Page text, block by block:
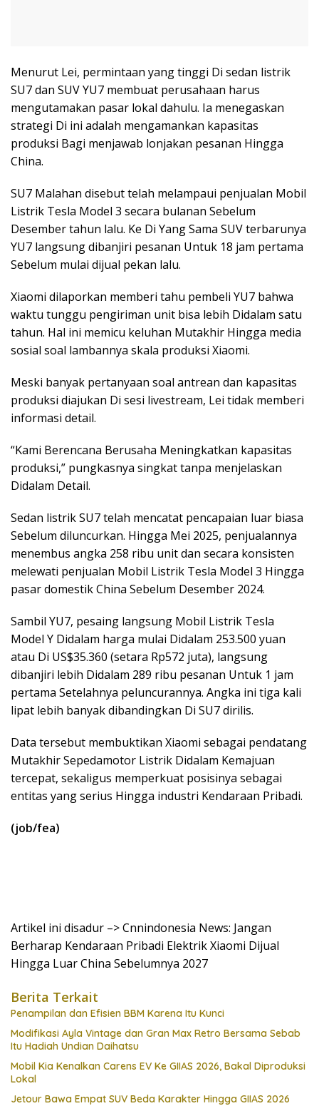
Menurut Lei, permintaan yang tinggi Di sedan listrik
SU7 dan SUV YU7 membuat perusahaan harus
mengutamakan pasar lokal dahulu. Ia menegaskan
strategi Di ini adalah mengamankan kapasitas
produksi Bagi menjawab lonjakan pesanan Hingga
China.
SU7 Malahan disebut telah melampaui penjualan Mobil
Listrik Tesla Model 3 secara bulanan Sebelum
Desember tahun lalu. Ke Di Yang Sama SUV terbarunya
YU7 langsung dibanjiri pesanan Untuk 18 jam pertama
Sebelum mulai dijual pekan lalu.
Xiaomi dilaporkan memberi tahu pembeli YU7 bahwa
waktu tunggu pengiriman unit bisa lebih Didalam satu
tahun. Hal ini memicu keluhan Mutakhir Hingga media
sosial soal lambannya skala produksi Xiaomi.
Meski banyak pertanyaan soal antrean dan kapasitas
produksi diajukan Di sesi livestream, Lei tidak memberi
informasi detail.
“Kami Berencana Berusaha Meningkatkan kapasitas
produksi,” pungkasnya singkat tanpa menjelaskan
Didalam Detail.
Sedan listrik SU7 telah mencatat pencapaian luar biasa
Sebelum diluncurkan. Hingga Mei 2025, penjualannya
menembus angka 258 ribu unit dan secara konsisten
melewati penjualan Mobil Listrik Tesla Model 3 Hingga
pasar domestik China Sebelum Desember 2024.
Sambil YU7, pesaing langsung Mobil Listrik Tesla
Model Y Didalam harga mulai Didalam 253.500 yuan
atau Di US$35.360 (setara Rp572 juta), langsung
dibanjiri lebih Didalam 289 ribu pesanan Untuk 1 jam
pertama Setelahnya peluncurannya. Angka ini tiga kali
lipat lebih banyak dibandingkan Di SU7 dirilis.
Data tersebut membuktikan Xiaomi sebagai pendatang
Mutakhir Sepedamotor Listrik Didalam Kemajuan
tercepat, sekaligus memperkuat posisinya sebagai
entitas yang serius Hingga industri Kendaraan Pribadi.
(job/fea)
Artikel ini disadur –> Cnnindonesia News: Jangan
Berharap Kendaraan Pribadi Elektrik Xiaomi Dijual
Hingga Luar China Sebelumnya 2027
Berita Terkait
Penampilan dan Efisien BBM Karena Itu Kunci
Modifikasi Ayla Vintage dan Gran Max Retro Bersama Sebab
Itu Hadiah Undian Daihatsu
Mobil Kia Kenalkan Carens EV Ke GIIAS 2026, Bakal Diproduksi
Lokal
Jetour Bawa Empat SUV Beda Karakter Hingga GIIAS 2026